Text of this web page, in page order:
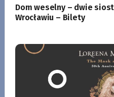
Dom weselny – dwie
Wrocławiu – Bilety